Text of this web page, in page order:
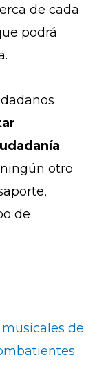
de cada
podrá
otro
de
de